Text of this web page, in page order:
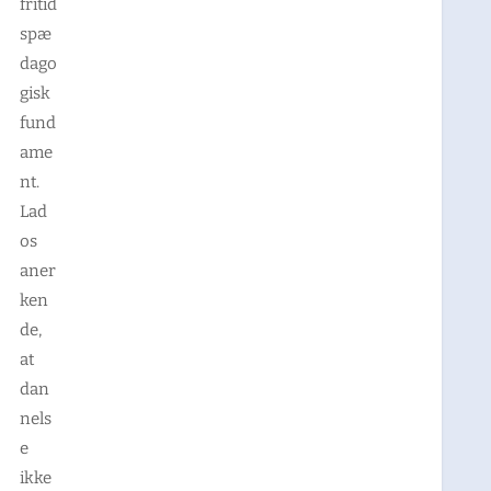
fritid
spæ
dago
gisk
fund
ame
nt.
Lad
os
aner
ken
de,
at
dan
nels
e
ikke